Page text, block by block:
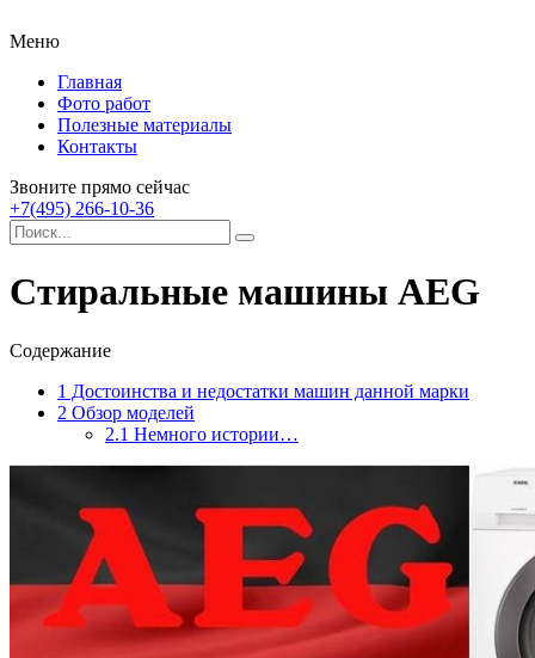
Меню
Главная
Фото работ
Полезные материалы
Контакты
Звоните прямо сейчас
+7(495) 266-10-36
Стиральные машины AEG
Содержание
1 Достоинства и недостатки машин данной марки
2 Обзор моделей
2.1 Немного истории…